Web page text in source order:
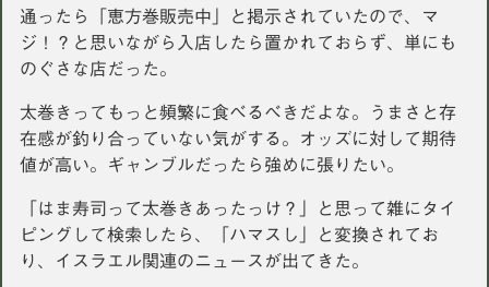
通ったら「恵方巻販売中」と掲示されていたので、マ
ジ！？と思いながら入店したら置かれておらず、単にも
のぐさな店だった。
太巻きってもっと頻繁に食べるべきだよな。うまさと存
在感が釣り合っていない気がする。オッズに対して期待
値が高い。ギャンブルだったら強めに張りたい。
「はま寿司って太巻きあったっけ？」と思って雑にタイ
ピングして検索したら、「ハマスし」と変換されてお
り、イスラエル関連のニュースが出てきた。